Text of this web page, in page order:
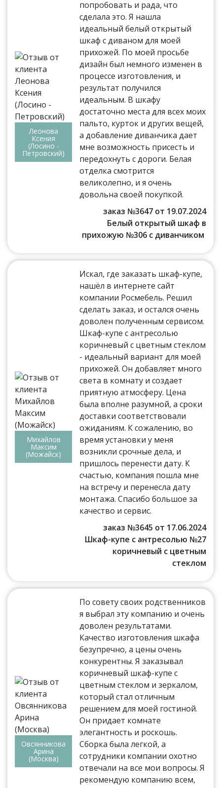
Леонова
Ксения
(Лосино -
Петровский)
попробовать и рада, что
сделала это. Я нашла
идеальный белый открытый
шкаф с диваном для моей
прихожей. По моей просьбе
дизайн был немного изменен в
процессе изготовления, и
результат получился
идеальным. В шкафу
достаточно места для всех моих
пальто, курток и других вещей,
а добавление диванчика дает
мне возможность присесть и
передохнуть с дороги. Белая
отделка смотрится
великолепно, и я очень
довольна своей покупкой.
заказ №3647 от 19.07.2024
Белый открытый шкаф в
прихожую №306 с диванчиком
Михайлов
Максим
(Можайск)
Искал, где заказать шкаф-купе,
нашёл в интернете сайт
компании Росмебель. Решил
сделать заказ, и остался очень
доволен полученным сервисом.
Шкаф-купе с антресолью
коричневый с цветным стеклом
- идеальный вариант для моей
прихожей. Он добавляет много
света в комнату и создает
приятную атмосферу. Цена
была вполне разумной, а сроки
доставки соответствовали
ожиданиям. К сожалению, во
время установки у меня
возникли срочные дела, и
пришлось перенести дату. К
счастью, компания пошла мне
на встречу и перенесла дату
монтажа. Спасибо большое за
качество и сервис.
заказ №3645 от 17.06.2024
Шкаф-купе с антресолью №27
коричневый с цветным
стеклом
Овсянникова
Арина
(Москва)
По совету своих родственников
я выбрал эту компанию и очень
доволен результатами.
Качество изготовления шкафа
безупречно, а цены очень
конкурентны. Я заказывал
коричневый шкаф-купе с
цветным стеклом и зеркалом,
который стал отличным
решением для моей гостиной.
Он придает комнате
элегантность и роскошь.
Сборка была легкой, а
сотрудники компании охотно
отвечали на все мои вопросы. Я
рекомендую компанию всем,